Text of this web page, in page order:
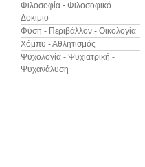
Φιλοσοφία - Φιλοσοφικό
Δοκίμιο
Φύση - Περιβάλλον - Οικολογία
Χόμπυ - Αθλητισμός
Ψυχολογία - Ψυχιατρική -
Ψυχανάλυση